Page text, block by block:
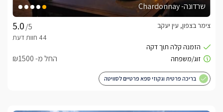
שרדונה- Chardonnay
/5
צימר בצפון, עין יעקב
החל מ- ₪1500
בריכה פרטית וגקוזי ספא פרטיים לסוויטה